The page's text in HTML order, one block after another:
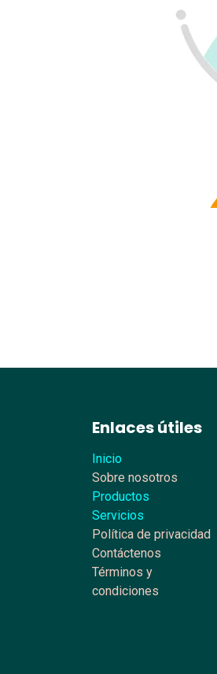
Enlaces útiles
Inicio
Sobre nosotros
Productos
Servicios
Política de privacidad
Contáctenos
Términos y
condiciones